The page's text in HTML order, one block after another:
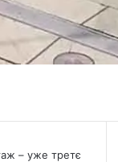
– уже третє